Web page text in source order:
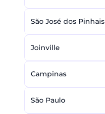
São José dos Pinhais
Joinville
Campinas
São Paulo